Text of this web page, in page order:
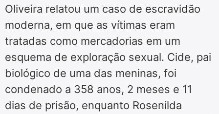
Oliveira relatou um caso de escravidão
moderna, em que as vítimas eram
tratadas como mercadorias em um
esquema de exploração sexual. Cide, pai
biológico de uma das meninas, foi
condenado a 358 anos, 2 meses e 11
dias de prisão, enquanto Rosenilda